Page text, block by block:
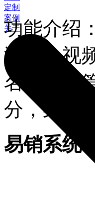
定制
案例
关于
功能介绍
海报，视
名，商品
分，渠道
易销系统